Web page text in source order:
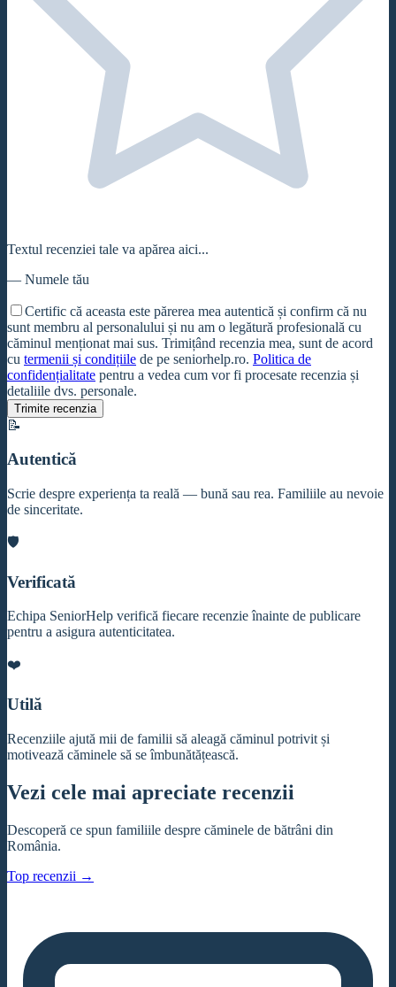
Textul recenziei tale va apărea aici...
— Numele tău
Certific că aceasta este părerea mea autentică și confirm că nu
sunt membru al personalului și nu am o legătură profesională cu
căminul menționat mai sus. Trimițând recenzia mea, sunt de acord
cu termenii și condițiile de pe seniorhelp.ro. Politica de
confidențialitate pentru a vedea cum vor fi procesate recenzia și
detaliile dvs. personale.
Trimite recenzia
📝
Autentică
Scrie despre experiența ta reală — bună sau rea. Familiile au nevoie
de sinceritate.
🛡️
Verificată
Echipa SeniorHelp verifică fiecare recenzie înainte de publicare
pentru a asigura autenticitatea.
❤️
Utilă
Recenziile ajută mii de familii să aleagă căminul potrivit și
motivează căminele să se îmbunătățească.
Vezi cele mai apreciate recenzii
Descoperă ce spun familiile despre căminele de bătrâni din
România.
Top recenzii →